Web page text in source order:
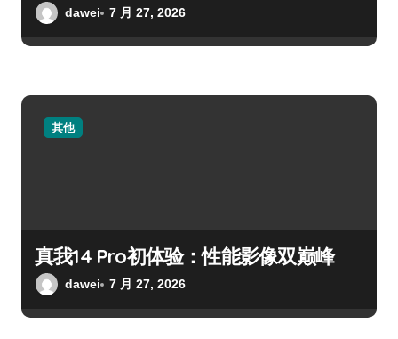
dawei 7 月 27, 2026
其他
真我14 Pro初体验：性能影像双巅峰
dawei 7 月 27, 2026